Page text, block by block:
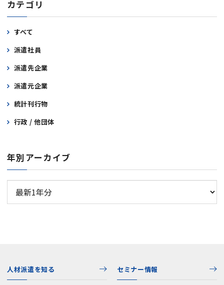
カテゴリ
すべて
派遣社員
派遣先企業
派遣元企業
統計刊行物
行政 / 他団体
年別アーカイブ
人材派遣を知る セミナー情報